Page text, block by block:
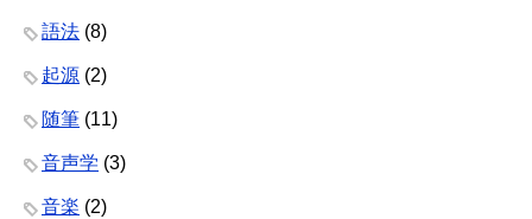
語法 (8)
起源 (2)
随筆 (11)
音声学 (3)
音楽 (2)